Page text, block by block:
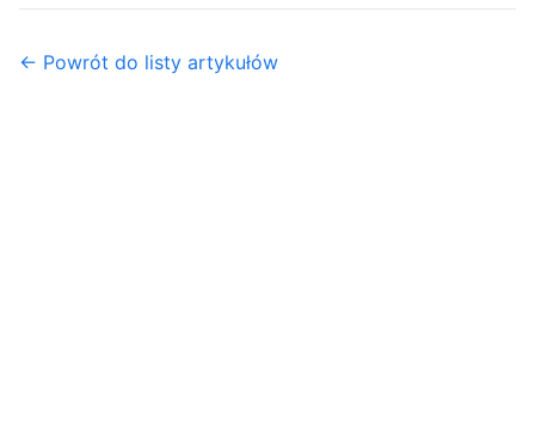
← Powrót do listy artykułów